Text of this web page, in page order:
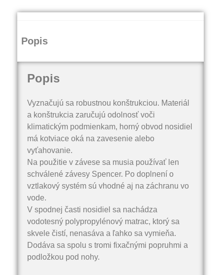
Popis
Popis
Vyznačujú sa robustnou konštrukciou. Materiál
a konštrukcia zaručujú odolnosť voči
klimatickým podmienkam, horný obvod nosidiel
má kotviace oká na zavesenie alebo
vyťahovanie.
Na použitie v závese sa musia používať len
schválené závesy Spencer. Po doplnení o
vztlakový systém sú vhodné aj na záchranu vo
vode.
V spodnej časti nosidiel sa nachádza
vodotesný polypropylénový matrac, ktorý sa
skvele čistí, nenasáva a ľahko sa vymieňa.
Dodáva sa spolu s tromi fixačnými popruhmi a
podložkou pod nohy.